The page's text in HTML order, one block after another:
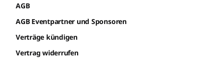
AGB
AGB Eventpartner und Sponsoren
Verträge kündigen
Vertrag widerrufen